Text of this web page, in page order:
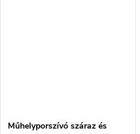
Műhelyporszívó száraz és